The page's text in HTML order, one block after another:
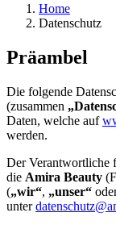
Home
Datenschutz
Präambel
Die folgende
(zusammen
Daten, welche auf
werden.
Der Verantwortliche
die Amira Beauty
(„wir“, „unser“
unter